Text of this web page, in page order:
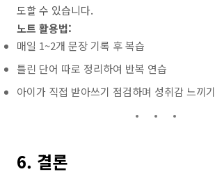
도할 수 있습니다.
노트 활용법:
매일 1~2개 문장 기록 후 복습
틀린 단어 따로 정리하여 반복 연습
아이가 직접 받아쓰기 점검하며 성취감 느끼기
6. 결론